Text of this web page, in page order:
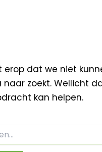
erop dat we niet
naar zoekt. Wellicht
kan helpen.